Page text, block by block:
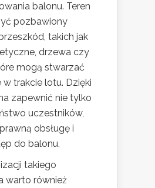
balonu. Teren
pozbawiony
takich jak
drzewa czy
mogą stwarzać
w trakcie lotu. Dzięki
zapewnić nie tylko
uczestników,
obsługę i
do balonu.
takiego
warto również